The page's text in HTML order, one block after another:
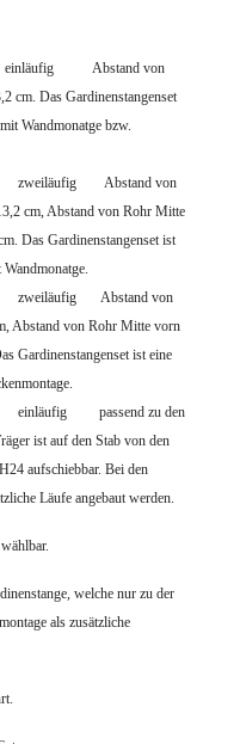
einläufig Abstand von
cm. Das Gardinenstangenset
Wandmonatge bzw.
Abstand von
cm, Abstand von Rohr Mitte
Das Gardinenstangenset ist
Abstand von
Abstand von Rohr Mitte vorn
Gardinenstangenset ist eine
passend zu den
ist auf den Stab von den
aufschiebbar. Bei den
Läufe angebaut werden.
welche nur zu der
als zusätzliche